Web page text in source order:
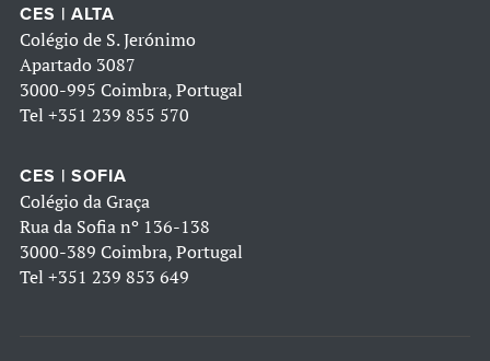
CES | ALTA
Colégio de S. Jerónimo
Apartado 3087
3000-995 Coimbra, Portugal
Tel +351 239 855 570
CES | SOFIA
Colégio da Graça
Rua da Sofia nº 136-138
3000-389 Coimbra, Portugal
Tel +351 239 853 649